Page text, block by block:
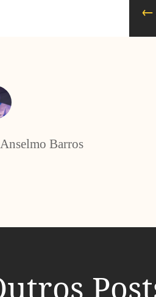
←
Barros